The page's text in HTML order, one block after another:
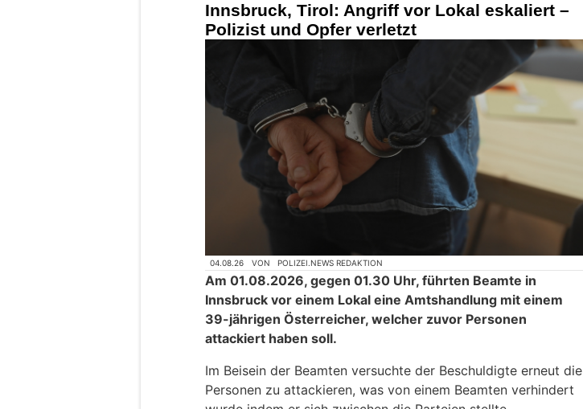
Innsbruck, Tirol: Angriff vor Lokal eskaliert –
Polizist und Opfer verletzt
04.08.26 VON POLIZEI.NEWS REDAKTION
Am 01.08.2026, gegen 01.30 Uhr, führten Beamte in
Innsbruck vor einem Lokal eine Amtshandlung mit einem
39-jährigen Österreicher, welcher zuvor Personen
attackiert haben soll.
Im Beisein der Beamten versuchte der Beschuldigte erneut die
Personen zu attackieren, was von einem Beamten verhindert